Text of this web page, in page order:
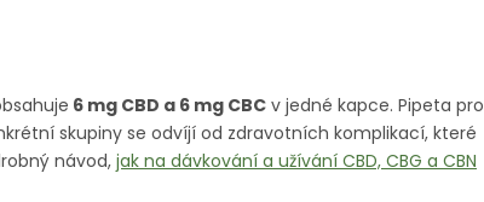
6 mg CBD a 6 mg CBC v jedné kapce. Pipeta pro
skupiny se odvíjí od zdravotních komplikací, které
návod, jak na dávkování a užívání CBD, CBG a CBN